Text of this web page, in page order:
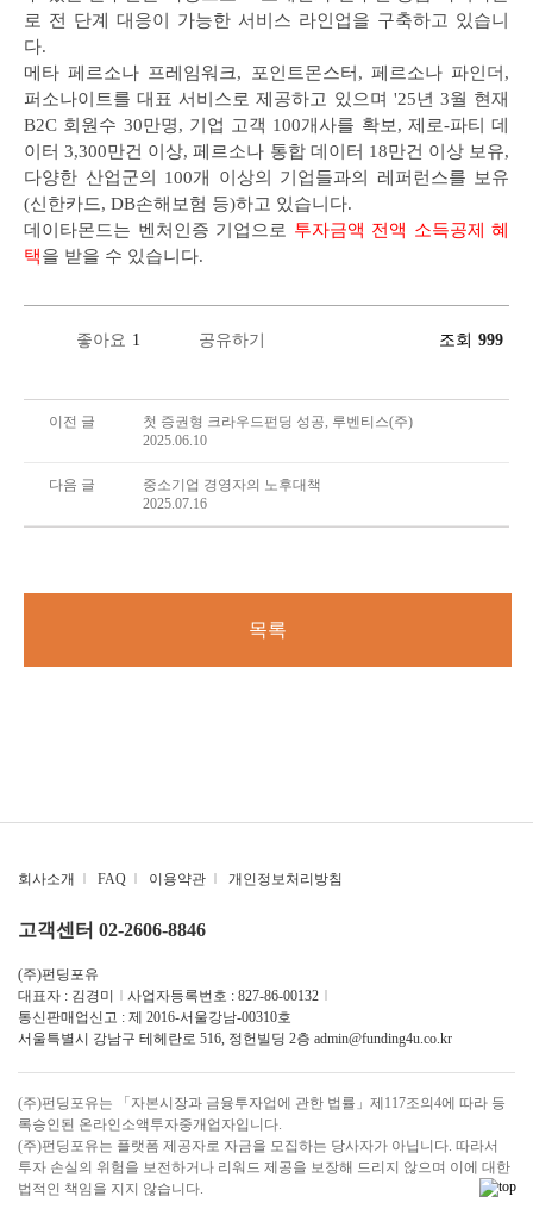
로 전 단계 대응이 가능한 서비스 라인업을 구축하고 있습니
다.
메타 페르소나 프레임워크, 포인트몬스터, 페르소나 파인더,
퍼소나이트를 대표 서비스로 제공하고 있으며 '25년 3월 현재
B2C 회원수 30만명, 기업 고객 100개사를 확보, 제로-파티 데
이터 3,300만건 이상, 페르소나 통합 데이터 18만건 이상 보유,
다양한 산업군의 100개 이상의 기업들과의 레퍼런스를 보유
(신한카드, DB손해보험 등)하고 있습니다.
데이타몬드는 벤처인증 기업으로 투자금액 전액 소득공제 혜
택을 받을 수 있습니다.
좋아요 1 공유하기 조회 999
이전 글
첫 증권형 크라우드펀딩 성공, 루벤티스(주)
2025.06.10
다음 글
중소기업 경영자의 노후대책
2025.07.16
목록
회사소개 | FAQ | 이용약관 | 개인정보처리방침
고객센터 02-2606-8846
(주)펀딩포유
대표자 : 김경미
| 사업자등록번호 : 827-86-00132 |
통신판매업신고 : 제 2016-서울강남-00310호
서울특별시 강남구 테헤란로 516, 정헌빌딩 2층 admin@funding4u.co.kr
(주)펀딩포유는 「자본시장과 금융투자업에 관한 법률」제117조의4에 따라 등
록승인된 온라인소액투자중개업자입니다.
(주)펀딩포유는 플랫폼 제공자로 자금을 모집하는 당사자가 아닙니다. 따라서
투자 손실의 위험을 보전하거나 리워드 제공을 보장해 드리지 않으며 이에 대한
법적인 책임을 지지 않습니다.